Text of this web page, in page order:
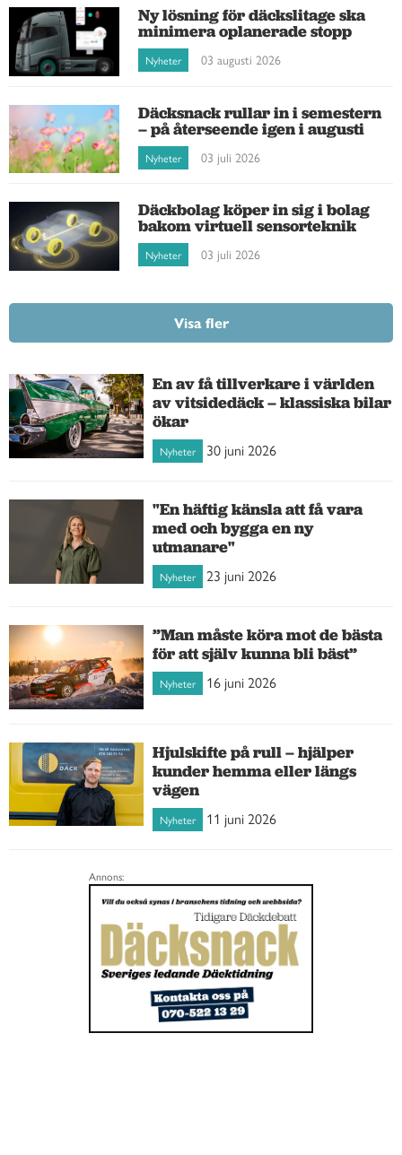
Ny lösning för däckslitage ska
minimera oplanerade stopp
Nyheter 03 augusti 2026
Däcksnack rullar in i semestern
– på återseende igen i augusti
Nyheter 03 juli 2026
Däckbolag köper in sig i bolag
bakom virtuell sensorteknik
Nyheter 03 juli 2026
Visa fler
En av få tillverkare i världen
av vitsidedäck – klassiska bilar
ökar
Nyheter 30 juni 2026
"En häftig känsla att få vara
med och bygga en ny
utmanare"
Nyheter 23 juni 2026
”Man måste köra mot de bästa
för att själv kunna bli bäst”
Nyheter 16 juni 2026
Hjulskifte på rull – hjälper
kunder hemma eller längs
vägen
Nyheter 11 juni 2026
Annons: